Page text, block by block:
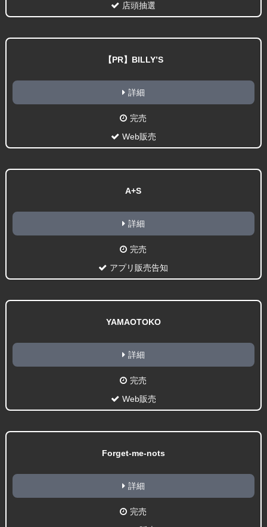
店頭抽選
【PR】BILLY’S
詳細
完売
Web販売
A+S
詳細
完売
アプリ販売告知
YAMAOTOKO
詳細
完売
Web販売
Forget-me-nots
詳細
完売